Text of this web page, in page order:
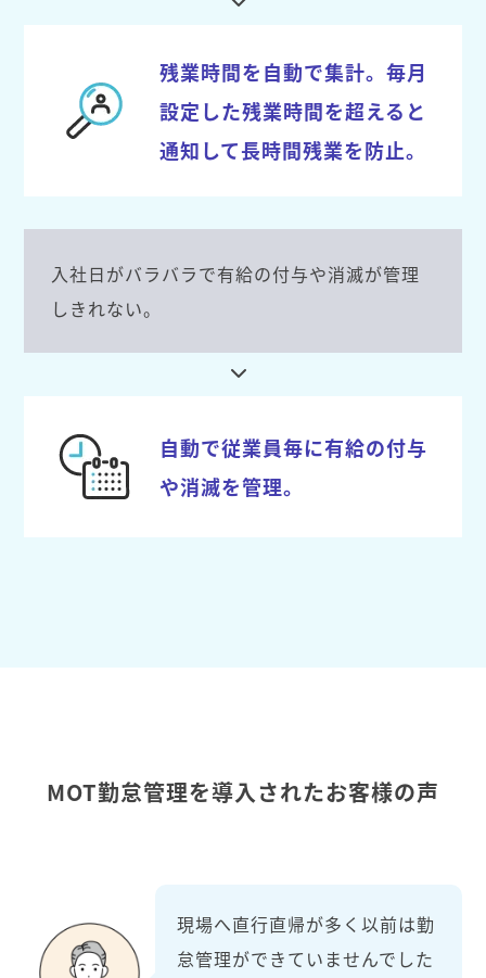
残業時間を自動で集計。毎月
設定した残業時間を超えると
通知して長時間残業を防止。
入社日がバラバラで有給の付与や消滅が管理
しきれない。
自動で従業員毎に有給の付与
や消滅を管理。
MOT勤怠管理を導入されたお客様の声
現場へ直行直帰が多く以前は勤
怠管理ができていませんでした